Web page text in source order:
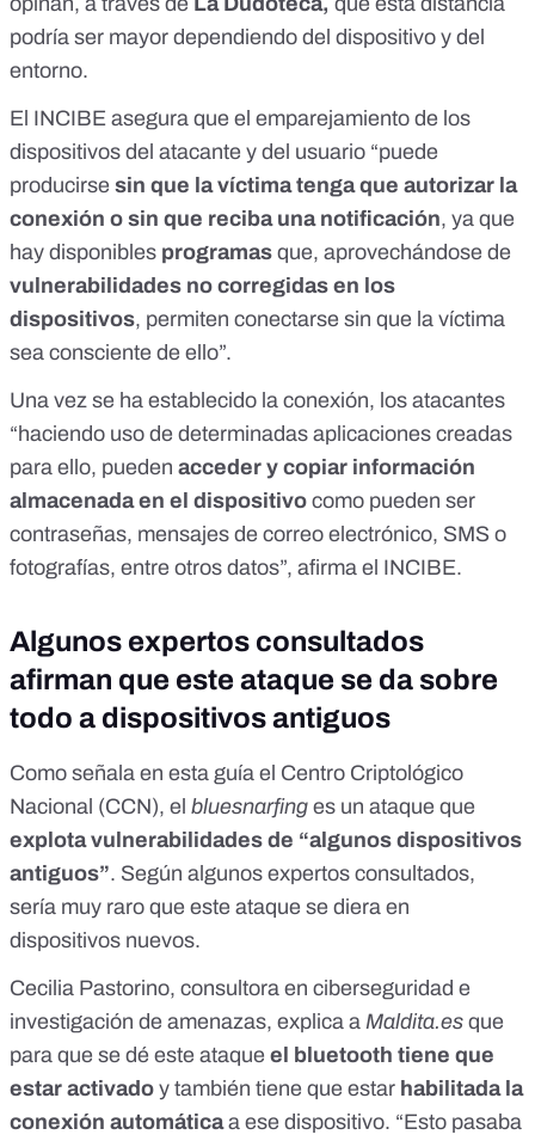
podría ser mayor dependiendo del dispositivo y del
entorno.
El INCIBE asegura que el emparejamiento de los
dispositivos del atacante y del usuario “puede
producirse sin que la víctima tenga que autorizar la
conexión o sin que reciba una notificación, ya que
hay disponibles programas que, aprovechándose de
vulnerabilidades no corregidas en los
dispositivos, permiten conectarse sin que la víctima
sea consciente de ello”.
Una vez se ha establecido la conexión, los atacantes
“haciendo uso de determinadas aplicaciones creadas
para ello, pueden acceder y copiar información
almacenada en el dispositivo como pueden ser
contraseñas, mensajes de correo electrónico, SMS o
fotografías, entre otros datos”, afirma el INCIBE.
Algunos expertos consultados
afirman que este ataque se da sobre
todo a dispositivos antiguos
Como señala en esta guía el Centro Criptológico
Nacional (CCN), el bluesnarfing es un ataque que
explota vulnerabilidades de “algunos dispositivos
antiguos”. Según algunos expertos consultados,
sería muy raro que este ataque se diera en
dispositivos nuevos.
Cecilia Pastorino, consultora en ciberseguridad e
investigación de amenazas, explica a Maldita.es que
para que se dé este ataque el bluetooth tiene que
estar activado y también tiene que estar habilitada la
conexión automáticaa ese dispositivo. “Esto pasaba